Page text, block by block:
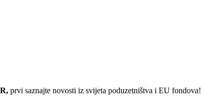
prvi saznajte novosti iz svijeta poduzetništva i EU fondova!